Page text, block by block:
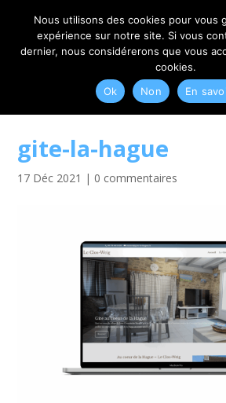
06 79 42 10 00
gite-la-hague
17 Déc 2021 | 0 commentaires
Nous utilisons des cookies pour vous
expérience sur notre site. Si vous
dernier, nous considérerons que vous
cookies.
Ok
Non En